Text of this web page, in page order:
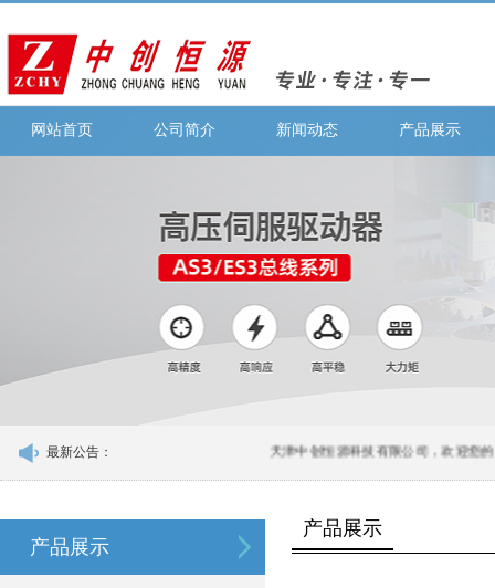
网站首页 公司简介 新闻动态 产品展示
最新公告： 天津中创恒源科技有限公司，欢迎您的咨
产品展示
产品展示